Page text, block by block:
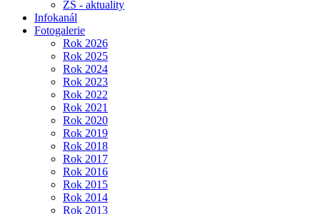
ZŠ - aktuality
Infokanál
Fotogalerie
Rok 2026
Rok 2025
Rok 2024
Rok 2023
Rok 2022
Rok 2021
Rok 2020
Rok 2019
Rok 2018
Rok 2017
Rok 2016
Rok 2015
Rok 2014
Rok 2013